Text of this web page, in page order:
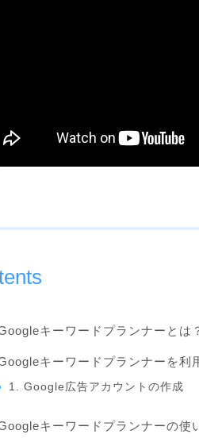
キーワードプランナーとは
キーワードプランナーを利
1. Google広告アカウントの作成
キーワードプランナーの使